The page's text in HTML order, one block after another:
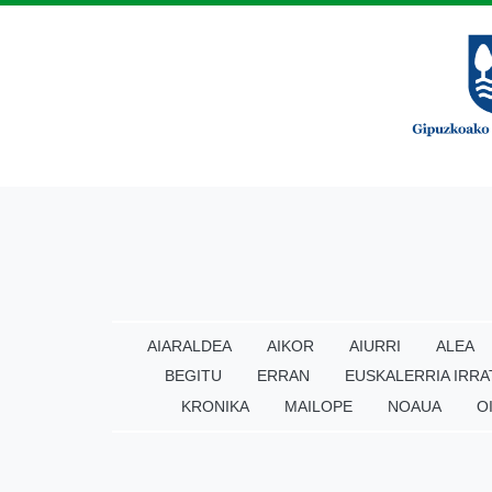
AIARALDEA AIKOR AIURRI ALEA
BEGITU
ERRAN EUSKALERRIA
KRONIKA
MAILOPE NOAUA